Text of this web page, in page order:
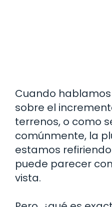
Cuando
sobre el
terrenos, o como
comúnmente, la
estamos
puede parecer
vista.